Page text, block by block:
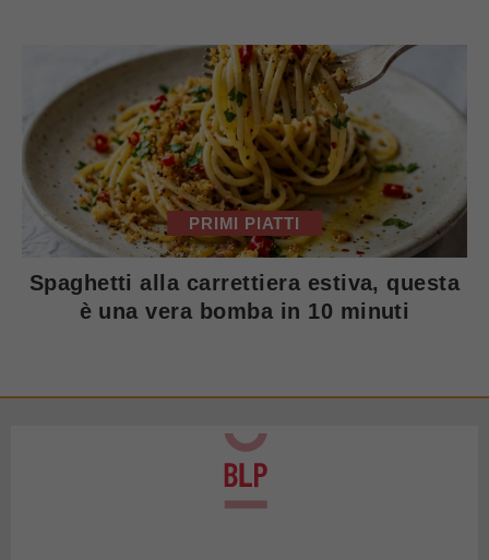
PRIMI PIATTI
Spaghetti alla carrettiera estiva, questa
è una vera bomba in 10 minuti